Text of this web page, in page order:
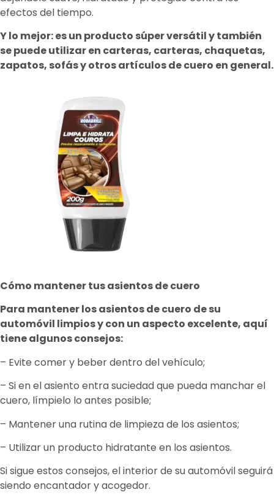
efectos del tiempo.
Y lo mejor: es un producto súper versátil y también
se puede utilizar en carteras, carteras, chaquetas,
zapatos, sofás y otros artículos de cuero en general.
Cómo mantener tus asientos de cuero
Para mantener los asientos de cuero de su
automóvil limpios y con un aspecto excelente, aquí
tiene algunos consejos:
– Evite comer y beber dentro del vehículo;
– Si en el asiento entra suciedad que pueda manchar el
cuero, límpielo lo antes posible;
– Mantener una rutina de limpieza de los asientos;
– Utilizar un producto hidratante en los asientos.
Si sigue estos consejos, el interior de su automóvil seguirá
siendo encantador y acogedor.